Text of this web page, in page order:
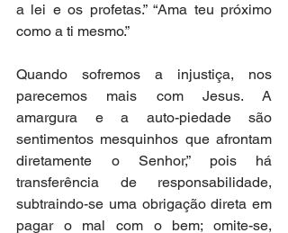
a lei e os profetas.” “Ama teu próximo
como a ti mesmo.”
Quando sofremos a injustiça, nos
parecemos mais com Jesus. A
amargura e a auto-piedade são
sentimentos mesquinhos que afrontam
diretamente o Senhor,” pois há
transferência de responsabilidade,
subtraindo-se uma obrigação direta em
pagar o mal com o bem; omite-se,